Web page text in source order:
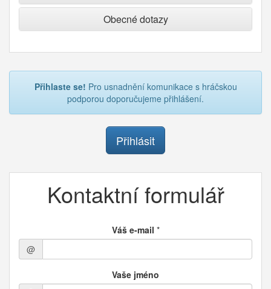
Obecné dotazy
Přihlaste se! Pro usnadnění komunikace s hráčskou
podporou doporučujeme přihlášení.
Přihlásit
Kontaktní formulář
Váš e-mail *
@
Vaše jméno